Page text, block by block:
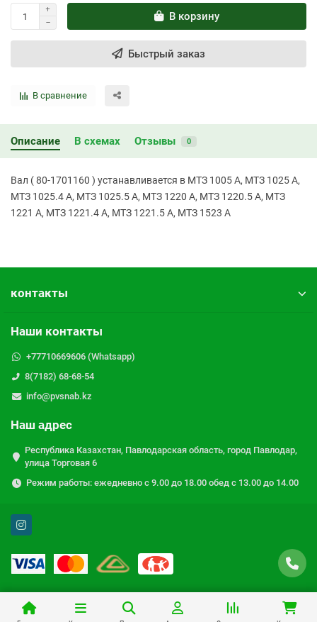
В корзину
Быстрый заказ
В сравнение
Описание В схемах Отзывы 0
Вал ( 80-1701160 ) устанавливается в МТЗ 1005 А, МТЗ 1025 А,
МТЗ 1025.4 А, МТЗ 1025.5 А, МТЗ 1220 А, МТЗ 1220.5 А, МТЗ
1221 А, МТЗ 1221.4 А, МТЗ 1221.5 А, МТЗ 1523 А
контакты
Наши контакты
+77710669606 (Whatsapp)
8(7182) 68-68-54
info@pvsnab.kz
Наш адрес
Республика Казахстан, Павлодарская область, город Павлодар,
улица Торговая 6
Режим работы: ежедневно с 9.00 до 18.00 обед с 13.00 до 14.00